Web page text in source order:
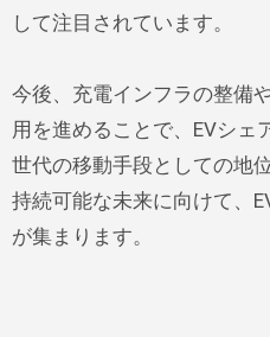
して注目されています。
今後、充電インフラの整備
用を進めることで、EVシェ
世代の移動手段としての地
持続可能な未来に向けて、
が集まります。